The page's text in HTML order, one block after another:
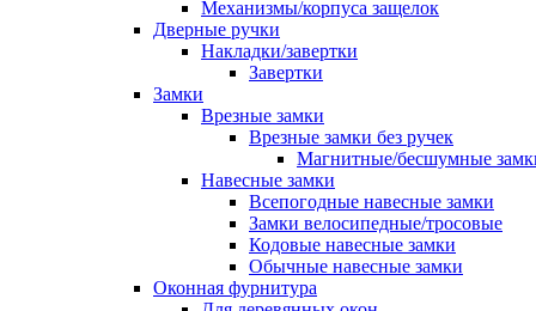
Механизмы/корпуса защелок
Дверные ручки
Накладки/завертки
Завертки
Замки
Врезные замки
Врезные замки без ручек
Магнитные/бесшумные
Навесные замки
Всепогодные навесные замки
Замки велосипедные/тросовые
Кодовые навесные замки
Обычные навесные замки
Оконная фурнитура